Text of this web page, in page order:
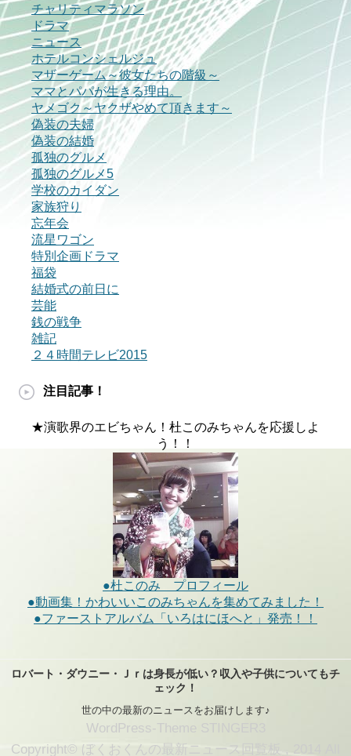
チャリティマラソン
ドラマ
ニュース
ホテルコンシェルジュ
マザーゲーム～彼女たちの階級～
ママとパパが生きる理由。
ヤメゴク～ヤクザやめて頂きます～
偽装の夫婦
偽装の結婚
孤独のグルメ
孤独のグルメ5
学校のカイダン
家族狩り
忘年会
流星ワゴン
特別企画ドラマ
福袋
結婚式の前日に
芸能
銭の戦争
雑記
２４時間テレビ2015
注目記事！
★演歌界のエビちゃん！杜このみちゃんを応援しよ
う！！
●杜このみ プロフィール
●動画集！かわいいこのみちゃんを集めてみました！
●ファーストアルバム「いろはにほへと」発売！！
ロバート・ダウニー・Ｊｒは身長が低い？収入や子供についてもチ
ェック！
世の中の最新のニュースをお届けします♪
WordPress-Theme STINGER3
Copyright© ぼくおくんの最新ニュース回覧板 , 2014 All